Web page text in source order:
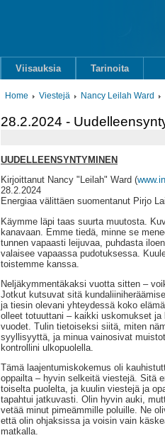
Viisauksia Tarinoita
Home Viestejä Nancy Leilah Ward
28.2.2024 -
UUDELLEENSYNTYMINEN
Kirjoittanut Nancy "Leilah" Ward (
28.2.2024
Energiaa välittäen suomentanut Pirjo
Käymme läpi taas suurta muutosta.
kanavaan. Emme tiedä, minne se
tunnen vapaasti leijuvaa, puhdasta
valaisee vapaassa pudotuksessa.
toistemme kanssa.
Neljäkymmentäkaksi vuotta sitten –
Jotkut kutsuvat sitä
ja tiesin olevani yhteydessä koko
olleet totuuttani – kaikki uskomukset
vuodet. Tulin tietoiseksi siitä, miten
syyllisyyttä, ja minua vainosivat
kontrollini ulkopuolella.
Tämä laajentumiskokemus oli
oppailta – hyvin selkeitä viestejä. Sitä
toiselta puolelta, ja kuulin viestejä ja
tapahtui jatkuvasti. Olin hyvin auki,
vetää minut pimeämmille poluille. Ne
että olin ohjaksissa ja voisin vain
matkalla.